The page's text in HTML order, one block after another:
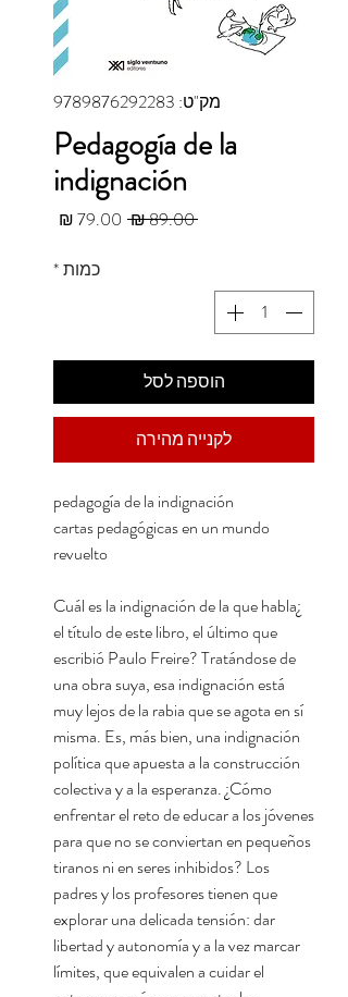
מק"ט: 9789876292283
Pedagogía de la
indignación
‏89.00 ‏₪ מחיר רגיל
כמות*
הוספה לסל
לקנייה מהירה
pedagogía de la indignación
cartas pedagógicas en un mundo
revuelto
¿Cuál es la indignación de la que habla
el título de este libro, el último que
escribió Paulo Freire? Tratándose de
una obra suya, esa indignación está
muy lejos de la rabia que se agota en sí
misma. Es, más bien, una indignación
política que apuesta a la construcción
colectiva y a la esperanza. ¿Cómo
enfrentar el reto de educar a los jóvenes
para que no se conviertan en pequeños
tiranos ni en seres inhibidos? Los
padres y los profesores tienen que
explorar una delicada tensión: dar
libertad y autonomía y a la vez marcar
límites, que equivalen a cuidar el